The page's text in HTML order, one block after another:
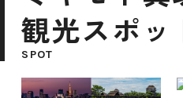
観光スポッ
SPOT